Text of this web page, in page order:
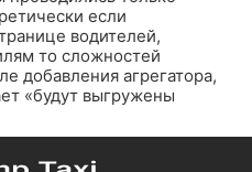
если
водителей,
то сложностей
добавления агрегатора,
«будут выгружены